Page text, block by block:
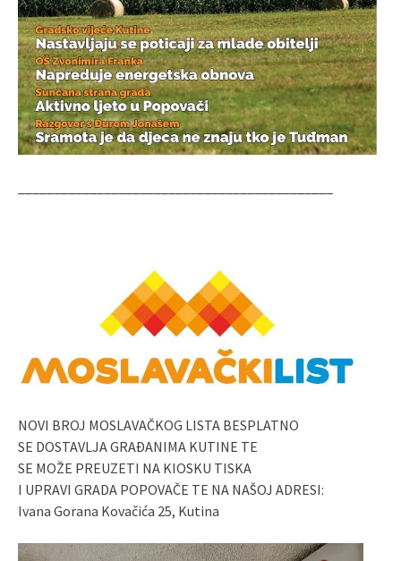
NOVI BROJ MOSLAVAČKOG LISTA BESPLATNO
SE DOSTAVLJA GRAĐANIMA KUTINE TE
SE MOŽE PREUZETI NA KIOSKU TISKA
I UPRAVI GRADA POPOVAČE TE NA NAŠOJ ADRESI:
Ivana Gorana Kovačića 25, Kutina